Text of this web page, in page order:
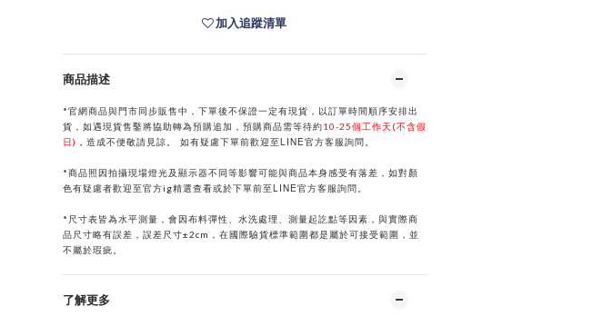
加入追蹤清單
商品描述
*官網商品與門市同步販售中，下單後不保證一定有現貨，以訂單時間順序安排出
貨，如遇現貨售鑿將協助轉為預購追加，預購商品需等待約10-25個工作天(不含假
日) ， 造成不便敬請見諒。 如有疑慮下單前歡迎至LINE官方客服詢問。
*商品照因拍攝現場燈光及顯示器不同等影響可能與商品本身感受有落差，如對顏
色有疑慮者歡迎至官方ig精選查看或於下單前至LINE官方客服詢問。
* 尺寸表皆為水平測量，會因布料彈性、水洗處理、測量起訖點等因素，與實際商
品尺寸略有誤差，誤差尺寸±2cm，在國際驗貨標準範圍都是屬於可接受範圍，並
不屬於瑕疵。
了解更多